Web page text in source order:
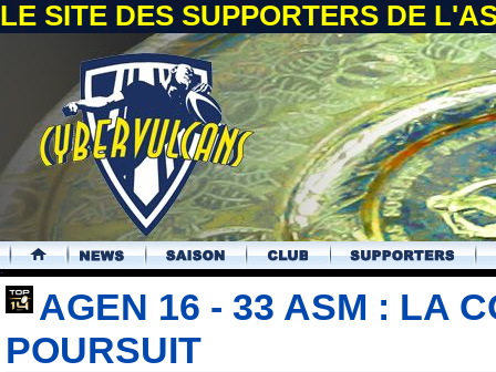
LE SITE DES SUPPORTERS DE
.
AGEN 16 - 33 ASM : LA
POURSUIT